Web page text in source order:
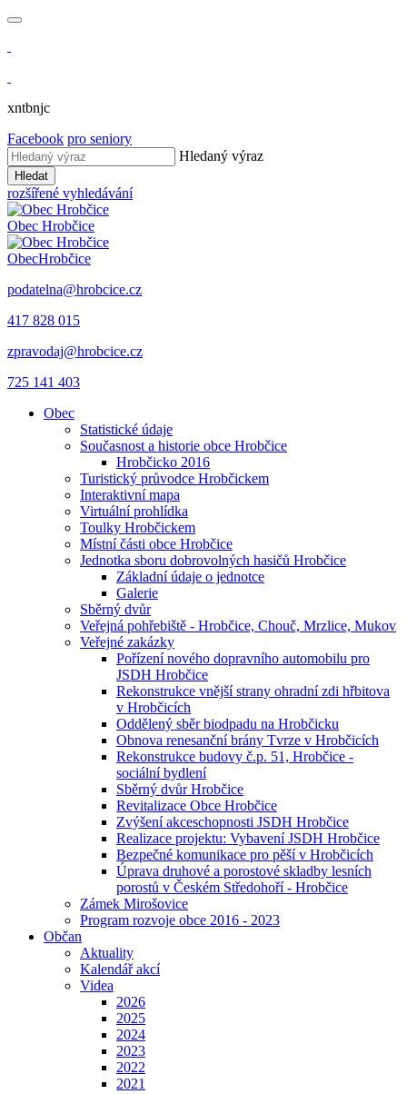
xntbnjc
Facebook pro seniory
Hledaný výraz
Hledat
rozšířené vyhledávání
Obec Hrobčice
ObecHrobčice
podatelna@hrobcice.cz
417 828 015
zpravodaj@hrobcice.cz
725 141 403
Obec
Statistické údaje
Současnost a historie obce Hrobčice
Hrobčicko 2016
Turistický průvodce Hrobčickem
Interaktivní mapa
Virtuální prohlídka
Toulky Hrobčickem
Místní části obce Hrobčice
Jednotka sboru dobrovolných hasičů Hrobčice
Základní údaje o jednotce
Galerie
Sběrný dvůr
Veřejná pohřebiště - Hrobčice, Chouč, Mrzlice, Mukov
Veřejné zakázky
Pořízení nového dopravního automobilu pro
JSDH Hrobčice
Rekonstrukce vnější strany ohradní zdi hřbitova
v Hrobčicích
Oddělený sběr biodpadu na Hrobčicku
Obnova renesanční brány Tvrze v Hrobčicích
Rekonstrukce budovy č.p. 51, Hrobčice -
sociální bydlení
Sběrný dvůr Hrobčice
Revitalizace Obce Hrobčice
Zvýšení akceschopnosti JSDH Hrobčice
Realizace projektu: Vybavení JSDH Hrobčice
Bezpečné komunikace pro pěší v Hrobčicích
Úprava druhové a porostové skladby lesních
porostů v Českém Středohoří - Hrobčice
Zámek Mirošovice
Program rozvoje obce 2016 - 2023
Občan
Aktuality
Kalendář akcí
Videa
2026
2025
2024
2023
2022
2021